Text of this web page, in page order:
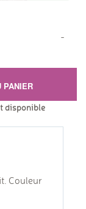
-
PANIER
disponible
Couleur